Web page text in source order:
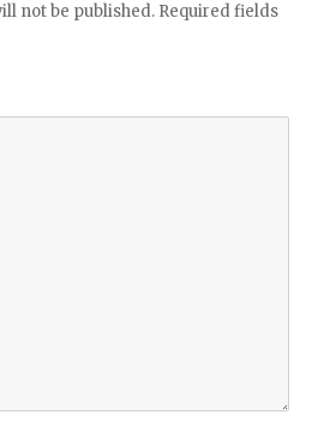
not be published. Required fields